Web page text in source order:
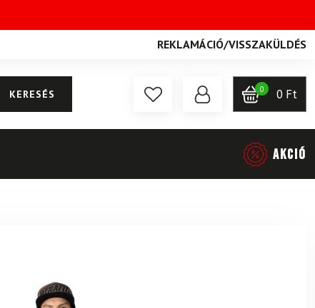
REKLAMÁCIÓ/VISSZAKÜLDÉS
KERESÉS 0 0 Ft
AKCIÓ